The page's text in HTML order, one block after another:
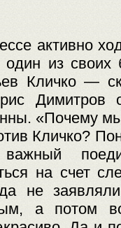
активно
из своих
Кличко —
Димитров
«Почему
Кличко?
на счет
не
а потом